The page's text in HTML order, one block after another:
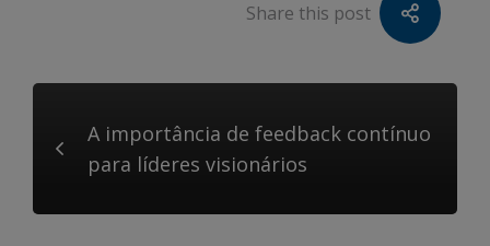
Share this post
A importância de feedback contínuo
para líderes visionários